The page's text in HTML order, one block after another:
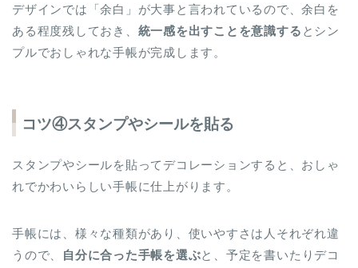
デザインでは「余白」が大事と言われているので、余白を
ある程度残しておき、 統一感を出すことを意識する とシン
プルでおしゃれな手帳が完成します。
コツ④スタンプやシールを貼る
スタンプやシールを貼ってデコレーションすると、おしゃ
れでかわいらしい手帳に仕上がります。
手帳には、様々な種類があり、使いやすさは人それぞれ違
うので、
自分に合った手帳を選ぶと、予定を書いたりデコ